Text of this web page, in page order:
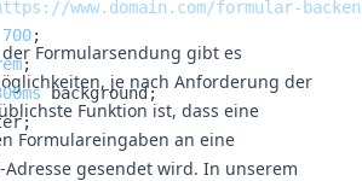
700;
;
background;
www.domain.com/formular-
Formularsendung gibt es
je nach Anforderung der
Funktion ist, dass eine
Formulareingaben an eine
gesendet wird. In unserem